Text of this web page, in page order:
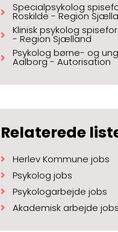
Specialpsykolog
Roskilde - Region
Klinisk psykolog
- Region Sjælland
Psykolog børne- og
Aalborg - Autorisation
Relaterede
Herlev Kommune jobs
Psykolog jobs
Psykologarbejde jobs
Akademisk arbejde jobs